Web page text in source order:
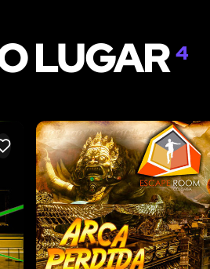
LUGAR4
LIKE